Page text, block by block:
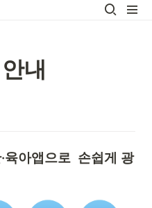
내
육아앱으로  손쉽게 광